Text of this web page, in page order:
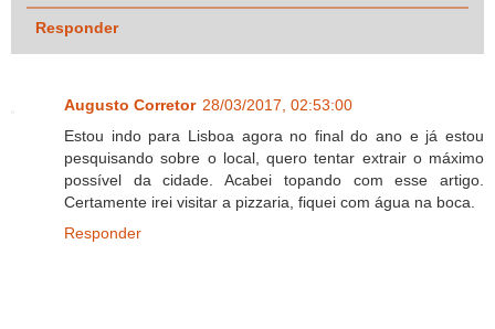
Responder
Augusto Corretor 28/03/2017, 02:53:00
Estou indo para Lisboa agora no final do ano e já estou
pesquisando sobre o local, quero tentar extrair o máximo
possível da cidade. Acabei topando com esse artigo.
Certamente irei visitar a pizzaria, fiquei com água na boca.
Responder